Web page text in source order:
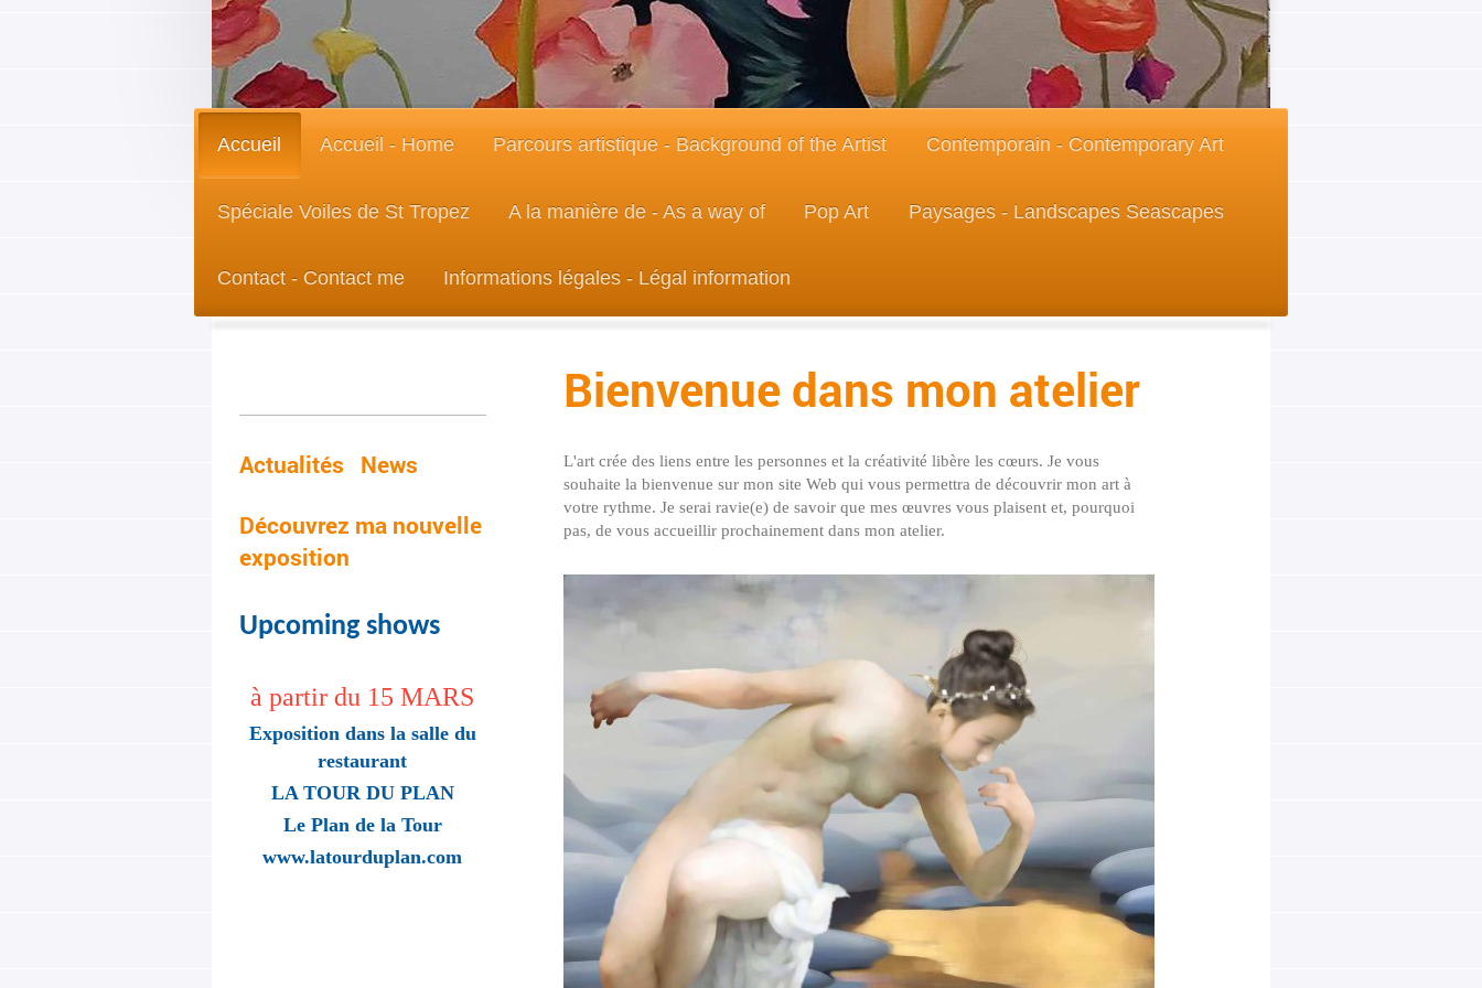
Accueil Accueil - Home Parcours artistique - Background of the Artist Contemporain - Contemporary Art
Spéciale Voiles de St Tropez A la manière de - As a way of Pop Art Paysages - Landscapes Seascapes
Contact - Contact me Informations légales - Légal information
Bienvenue dans mon atelier
L'art crée des liens entre les personnes et la créativité libère les cœurs. Je vous
souhaite la bienvenue sur mon site Web qui vous permettra de découvrir mon art à
votre rythme. Je serai ravie(e) de savoir que mes œuvres vous plaisent et, pourquoi
pas, de vous accueillir prochainement dans mon atelier.
Actualités News
Découvrez ma nouvelle
exposition
Upcoming shows
à partir du 15 MARS
Exposition dans la salle du
restaurant
LA TOUR DU PLAN
Le Plan de la Tour
www.latourduplan.com